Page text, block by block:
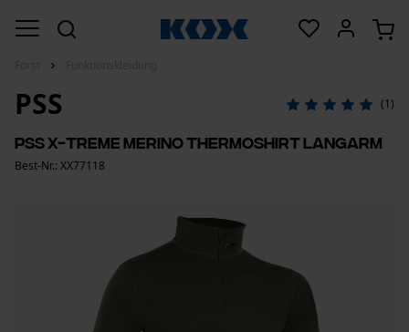
PSS (1)
PSS X-treme Merino Thermoshirt langarm
Best-Nr.: XX77118